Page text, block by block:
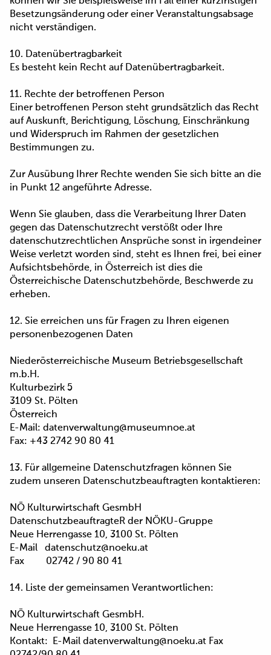
Besetzungsänderung oder einer Veranstaltungsabsage
nicht verständigen.
10. Datenübertragbarkeit
Es besteht kein Recht auf Datenübertragbarkeit.
11. Rechte der betroffenen Person
Einer betroffenen Person steht grundsätzlich das Recht
auf Auskunft, Berichtigung, Löschung, Einschränkung
und Widerspruch im Rahmen der gesetzlichen
Bestimmungen zu.
Zur Ausübung Ihrer Rechte wenden Sie sich bitte an die
in Punkt 12 angeführte Adresse.
Wenn Sie glauben, dass die Verarbeitung Ihrer Daten
gegen das Datenschutzrecht verstößt oder Ihre
datenschutzrechtlichen Ansprüche sonst in irgendeiner
Weise verletzt worden sind, steht es Ihnen frei, bei einer
Aufsichtsbehörde, in Österreich ist dies die
Österreichische Datenschutzbehörde, Beschwerde zu
erheben.
12. Sie erreichen uns für Fragen zu Ihren eigenen
personenbezogenen Daten
Niederösterreichische Museum Betriebsgesellschaft
m.b.H.
Kulturbezirk 5
3109 St. Pölten
Österreich
E-Mail: datenverwaltung@museumnoe.at
Fax: +43 2742 90 80 41
13. Für allgemeine Datenschutzfragen können Sie
zudem unseren Datenschutzbeauftragten kontaktieren:
NÖ Kulturwirtschaft GesmbH
DatenschutzbeauftragteR der NÖKU-Gruppe
Neue Herrengasse 10, 3100 St. Pölten
E-Mail datenschutz@noeku.at
Fax 02742 / 90 80 41
14. Liste der gemeinsamen Verantwortlichen:
NÖ Kulturwirtschaft GesmbH.
Neue Herrengasse 10, 3100 St. Pölten
Kontakt: E-Mail datenverwaltung@noeku.at Fax